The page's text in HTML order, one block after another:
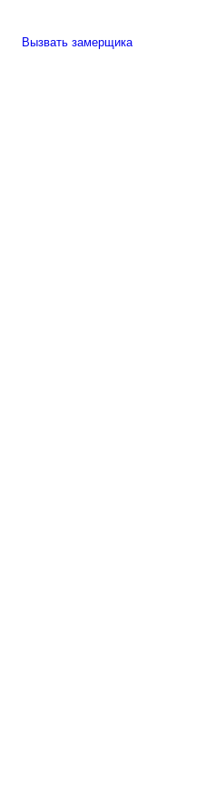
Вызвать замерщика